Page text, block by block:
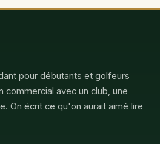
pour débutants et golfeurs
commercial avec un club, une
On écrit ce qu'on aurait aimé lire